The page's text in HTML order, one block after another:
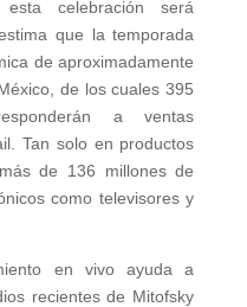
celebración será
que la temporada
de aproximadamente
de los cuales 395
a ventas
Tan solo en productos
de 136 millones de
como televisores y
en vivo ayuda a
recientes de Mitofsky